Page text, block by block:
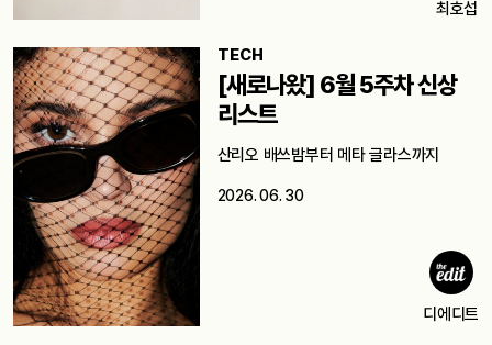
최호섭
TECH
[새로나왔] 6월 5주차 신상
리스트
산리오 배쓰밤부터 메타 글라스까지
2026. 06. 30
디에디트